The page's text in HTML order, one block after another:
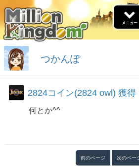
メニュー
ゲーム
景品交換
福引
名声ランキング
ウィークリーアウルランキ
5リール
つかんぽ
2824コイン(2824 owl) 獲得
何とか^^
前のページ 次のペー